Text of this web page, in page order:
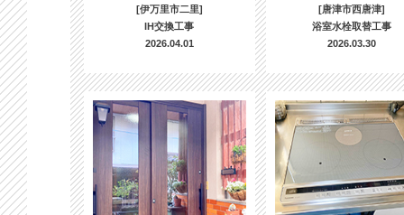
[伊万里市二里]
IH交換工事
2026.04.01
[唐津市西唐津]
浴室水栓取替工事
2026.03.30